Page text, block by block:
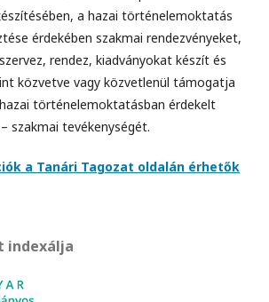
a hazai történelemoktatás
érdekében szakmai rendezvényeket,
rendez, kiadványokat készít és
közvetve vagy közvetlenül támogatja
történelemoktatásban érdekelt
szakmai tevékenységét.
a Tanári Tagozat oldalán érhetők
indexálja